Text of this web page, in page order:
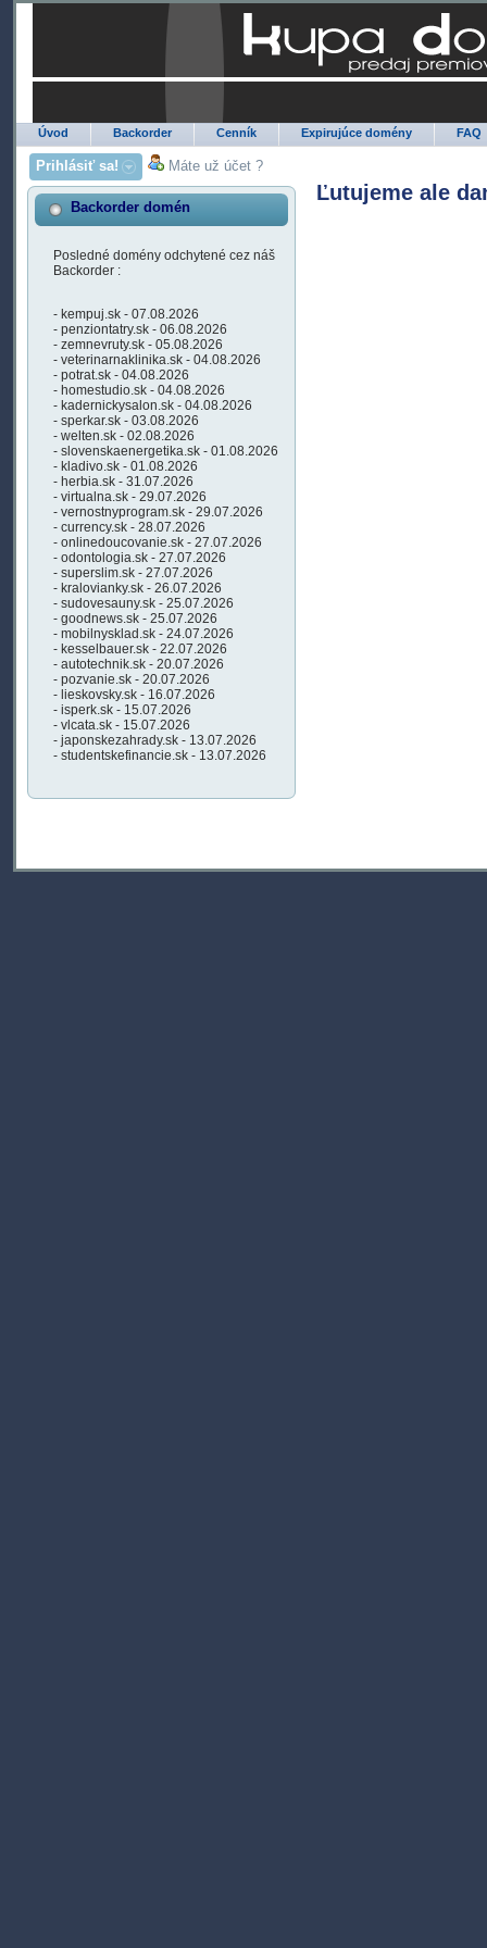
Úvod Backorder Cenník Expirujúce domény FAQ
Prihlásiť sa! Máte už účet ?
Backorder domén
Posledné domény odchytené cez náš
Backorder :
- kempuj.sk - 07.08.2026
- penziontatry.sk - 06.08.2026
- zemnevruty.sk - 05.08.2026
- veterinarnaklinika.sk - 04.08.2026
- potrat.sk - 04.08.2026
- homestudio.sk - 04.08.2026
- kadernickysalon.sk - 04.08.2026
- sperkar.sk - 03.08.2026
- welten.sk - 02.08.2026
- slovenskaenergetika.sk - 01.08.2026
- kladivo.sk - 01.08.2026
- herbia.sk - 31.07.2026
- virtualna.sk - 29.07.2026
- vernostnyprogram.sk - 29.07.2026
- currency.sk - 28.07.2026
- onlinedoucovanie.sk - 27.07.2026
- odontologia.sk - 27.07.2026
- superslim.sk - 27.07.2026
- kralovianky.sk - 26.07.2026
- sudovesauny.sk - 25.07.2026
- goodnews.sk - 25.07.2026
- mobilnysklad.sk - 24.07.2026
- kesselbauer.sk - 22.07.2026
- autotechnik.sk - 20.07.2026
- pozvanie.sk - 20.07.2026
- lieskovsky.sk - 16.07.2026
- isperk.sk - 15.07.2026
- vlcata.sk - 15.07.2026
- japonskezahrady.sk - 13.07.2026
- studentskefinancie.sk - 13.07.2026
Ľutujeme ale